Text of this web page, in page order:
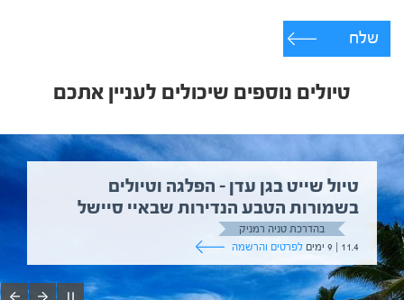
שלח
טיולים נוספים שיכולים לעניין אתכם
טיול שייט בגן עדן – הפלגה וטיולים
בשמורות הטבע הנדירות שבאיי סיישל
בהדרכת טניה רמניק
11.4 | 9 ימים
לפרטים והרשמה